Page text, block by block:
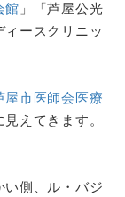
館 」「芦屋公光
ィースクリニッ
屋市医師会医療
見えてきます。
側、ル・バジ